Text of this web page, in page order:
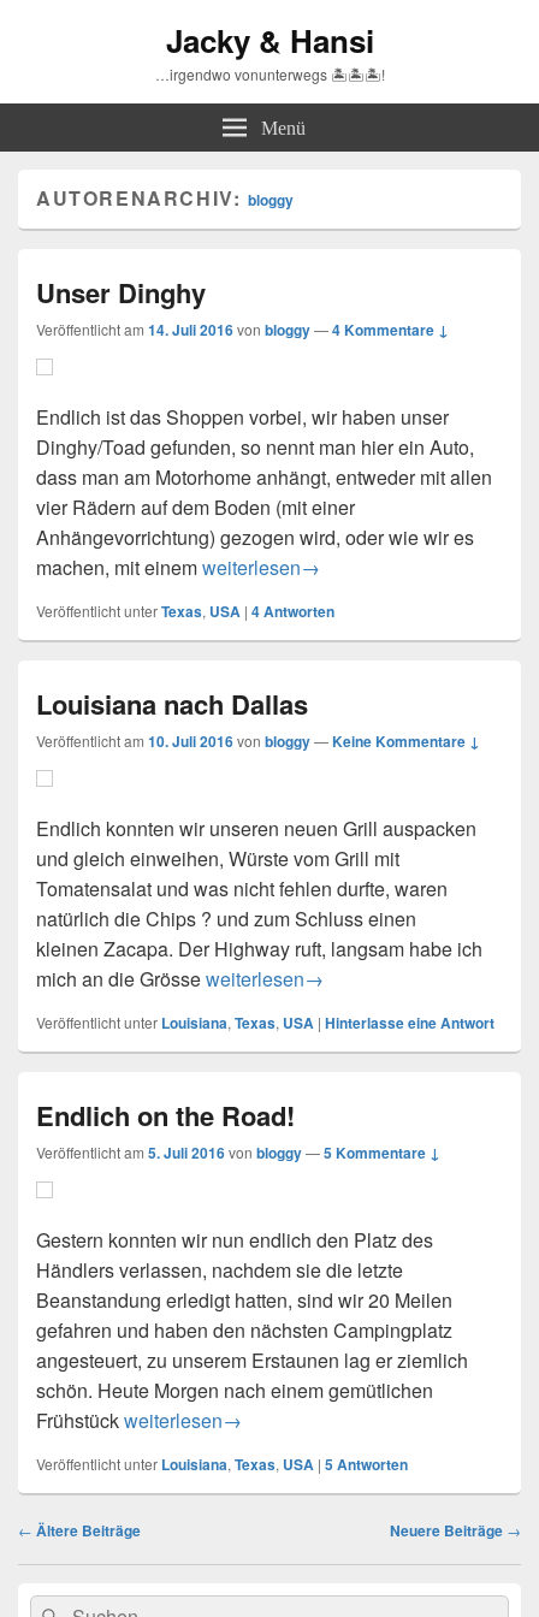
Jacky & Hansi
…irgendwo vonunterwegs 🏝🏝🏝!
Menü
AUTORENARCHIV: bloggy
Unser Dinghy
Veröffentlicht am 14. Juli 2016von bloggy—4 Kommentare ↓
Endlich ist das Shoppen vorbei, wir haben unser
Dinghy/Toad gefunden, so nennt man hier ein Auto,
dass man am Motorhome anhängt, entweder mit allen
vier Rädern auf dem Boden (mit einer
Anhängevorrichtung) gezogen wird, oder wie wir es
machen, mit einemUnser Dinghy
weiterlesen→
Veröffentlicht unterTexas, USA | 4Antworten
Louisiana nach Dallas
Veröffentlicht am 10. Juli 2016von bloggy—Keine Kommentare ↓
Endlich konnten wir unseren neuen Grill auspacken
und gleich einweihen, Würste vom Grill mit
Tomatensalat und was nicht fehlen durfte, waren
natürlich die Chips ? und zum Schluss einen
kleinen Zacapa. Der Highway ruft, langsam habe ich
mich an die GrösseLouisiana nach Dallas
weiterlesen→
Veröffentlicht unter Louisiana, Texas, USA | Hinterlasse eine Antwort
Endlich on the Road!
Veröffentlicht am 5. Juli 2016von bloggy—5 Kommentare ↓
Gestern konnten wir nun endlich den Platz des
Händlers verlassen, nachdem sie die letzte
Beanstandung erledigt hatten, sind wir 20 Meilen
gefahren und haben den nächsten Campingplatz
angesteuert, zu unserem Erstaunen lag er ziemlich
schön. Heute Morgen nach einem gemütlichen
FrühstückEndlich on the Road!
weiterlesen→
Veröffentlicht unter Louisiana, Texas, USA | 5Antworten
Beitragsnavigation
← Ältere Beiträge Neuere Beiträge →
Primärer
SuchenSuchen